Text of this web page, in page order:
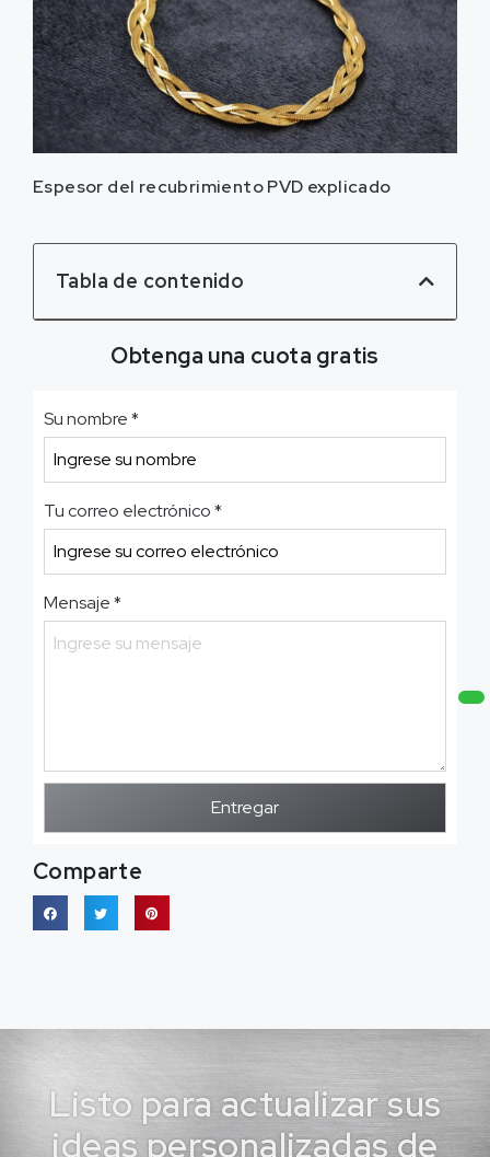
Espesor del recubrimiento PVD explicado
Tabla de contenido
Obtenga una cuota gratis
Su nombre*
Tu correo electrónico*
Mensaje*
Entregar
Comparte
Listo para actualizar sus
ideas personalizadas de